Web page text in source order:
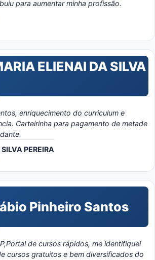
para aumentar minha profissão.
enriquecimento do curriculum e
Carteirinha para pagamento de metade
PEREIRA
de cursos rápidos, me identifiquei
cursos gratuitos e bem diversificados do